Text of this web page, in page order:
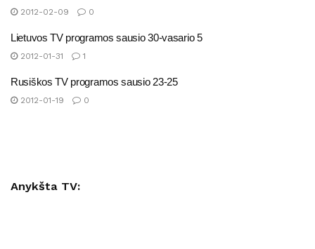
2012-02-09 0
Lietuvos TV programos sausio 30-vasario 5
2012-01-31 1
Rusiškos TV programos sausio 23-25
2012-01-19 0
Anykšta TV: